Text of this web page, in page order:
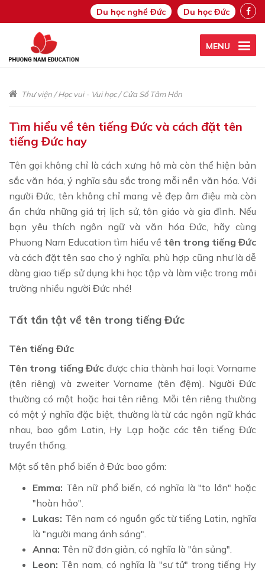
Du học nghề Đức Du học Đức
MENU
Thư viện/Học vui - Vui học/Cửa Sổ Tâm Hồn
Tìm hiểu về tên tiếng Đức và cách đặt tên
tiếng Đức hay
Tên gọi không chỉ là cách xưng hô mà còn thể hiện bản
sắc văn hóa, ý nghĩa sâu sắc trong mỗi nền văn hóa. Với
người Đức, tên không chỉ mang vẻ đẹp âm điệu mà còn
ẩn chứa những giá trị lịch sử, tôn giáo và gia đình. Nếu
bạn yêu thích ngôn ngữ và văn hóa Đức, hãy cùng
Phuong Nam Education tìm hiểu về tên trong tiếng Đức
và cách đặt tên sao cho ý nghĩa, phù hợp cũng như là dễ
dàng giao tiếp sử dụng khi học tập và làm việc trong môi
trường nhiều người Đức nhé!
Tất tần tật về tên trong tiếng Đức
Tên tiếng Đức
Tên trong tiếng Đức được chia thành hai loại: Vorname
(tên riêng) và zweiter Vorname (tên đệm). Người Đức
thường có một hoặc hai tên riêng. Mỗi tên riêng thường
có một ý nghĩa đặc biệt, thường là từ các ngôn ngữ khác
nhau, bao gồm Latin, Hy Lạp hoặc các tên tiếng Đức
truyền thống.
Một số tên phổ biến ở Đức bao gồm:
Emma: Tên nữ phổ biến, có nghĩa là "to lớn" hoặc
"hoàn hảo".
Lukas: Tên nam có nguồn gốc từ tiếng Latin, nghĩa
là "người mang ánh sáng".
Anna: Tên nữ đơn giản, có nghĩa là "ân sủng".
Leon: Tên nam, có nghĩa là "sư tử" trong tiếng Hy